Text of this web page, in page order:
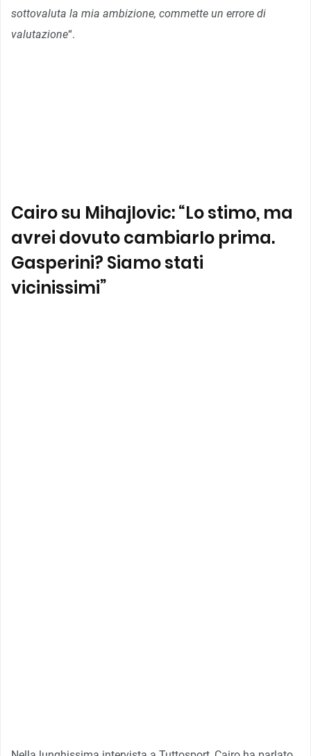
sottovaluta la mia ambizione, commette un errore di
valutazione“.
Cairo su Mihajlovic: “Lo stimo, ma
avrei dovuto cambiarlo prima.
Gasperini? Siamo stati
vicinissimi”